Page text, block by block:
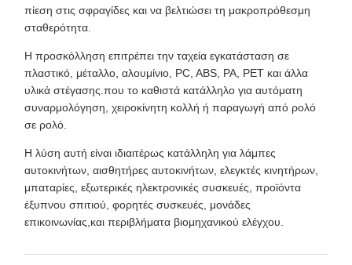
πίεση στις σφραγίδες και να βελτιώσει τη μακροπρόθεσμη
σταθερότητα.
Η προσκόλληση επιτρέπει την ταχεία εγκατάσταση σε
πλαστικό, μέταλλο, αλουμίνιο, PC, ABS, PA, PET και άλλα
υλικά στέγασης.που το καθιστά κατάλληλο για αυτόματη
συναρμολόγηση, χειροκίνητη κολλή ή παραγωγή από ρολό
σε ρολό.
Η λύση αυτή είναι ιδιαιτέρως κατάλληλη για λάμπες
αυτοκινήτων, αισθητήρες αυτοκινήτων, ελεγκτές κινητήρων,
μπαταρίες, εξωτερικές ηλεκτρονικές συσκευές, προϊόντα
έξυπνου σπιτιού, φορητές συσκευές, μονάδες
επικοινωνίας,και περιβλήματα βιομηχανικού ελέγχου.